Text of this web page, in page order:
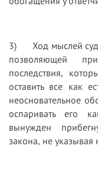
3) Ход мыслей
позволяющей
последствия,
оставить все как
неосновательное
оспаривать его
вынужден
закона, не указывая